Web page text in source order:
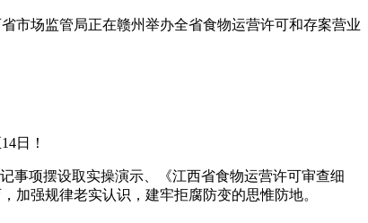
场监管局正在赣州举办全省食物运营许可和存案营业
日！
项摆设取实操演示、《江西省食物运营许可审查细
加强规律老实认识，建牢拒腐防变的思惟防地。